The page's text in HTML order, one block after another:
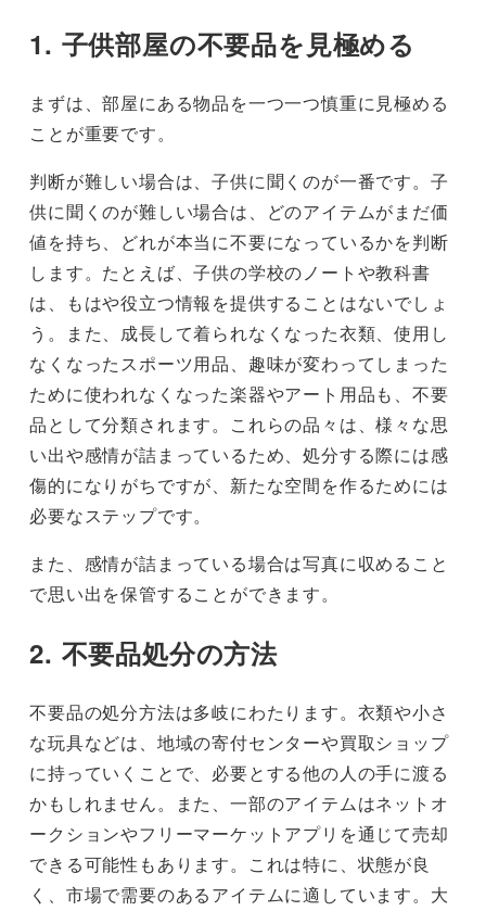
1. 子供部屋の不要品を見極める
まずは、部屋にある物品を一つ一つ慎重に見極める
ことが重要です。
判断が難しい場合は、子供に聞くのが一番です。子
供に聞くのが難しい場合は、どのアイテムがまだ価
値を持ち、どれが本当に不要になっているかを判断
します。たとえば、子供の学校のノートや教科書
は、もはや役立つ情報を提供することはないでしょ
う。また、成長して着られなくなった衣類、使用し
なくなったスポーツ用品、趣味が変わってしまった
ために使われなくなった楽器やアート用品も、不要
品として分類されます。これらの品々は、様々な思
い出や感情が詰まっているため、処分する際には感
傷的になりがちですが、新たな空間を作るためには
必要なステップです。
また、感情が詰まっている場合は写真に収めること
で思い出を保管することができます。
2. 不要品処分の方法
不要品の処分方法は多岐にわたります。衣類や小さ
な玩具などは、地域の寄付センターや買取ショップ
に持っていくことで、必要とする他の人の手に渡る
かもしれません。また、一部のアイテムはネットオ
ークションやフリーマーケットアプリを通じて売却
できる可能性もあります。これは特に、状態が良
く、市場で需要のあるアイテムに適しています。大